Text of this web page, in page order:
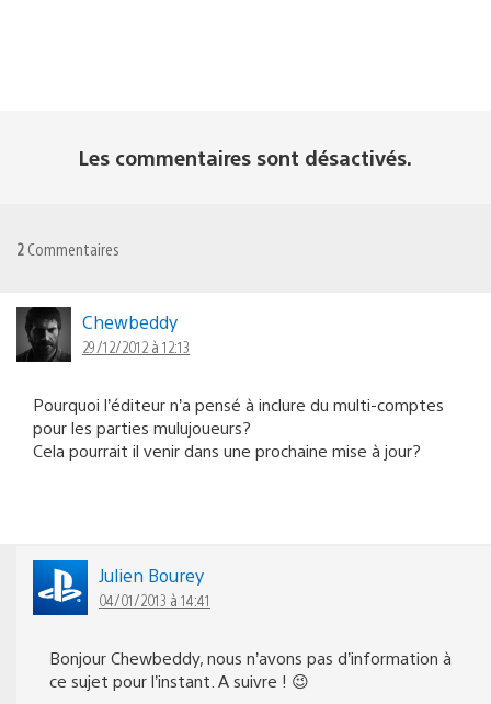
Les commentaires sont désactivés.
2 Commentaires
Chewbeddy
29/12/2012 à 12:13
Pourquoi l’éditeur n’a pensé à inclure du multi-comptes
pour les parties mulujoueurs?
Cela pourrait il venir dans une prochaine mise à jour?
Julien Bourey
04/01/2013 à 14:41
Bonjour Chewbeddy, nous n’avons pas d’information à
ce sujet pour l’instant. A suivre ! 😉